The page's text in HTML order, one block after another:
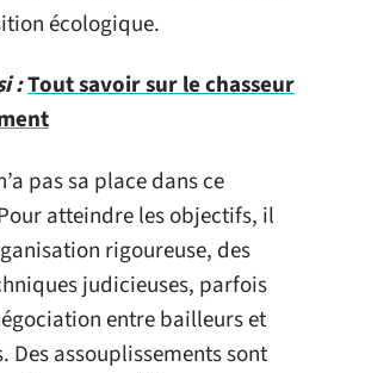
écologique.
:Tout savoir sur le chasseur
pas sa place dans ce
atteindre les objectifs, il
rigoureuse, des
judicieuses, parfois
entre bailleurs et
Des assouplissements sont